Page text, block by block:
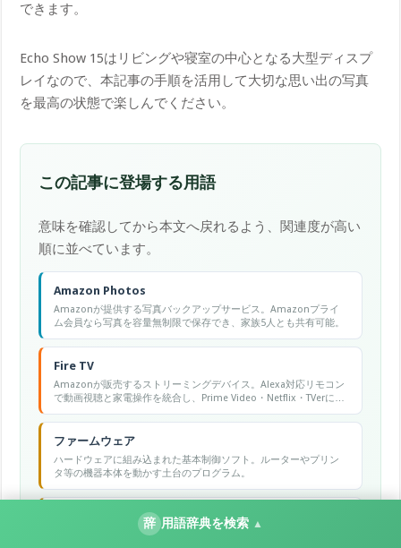
できます。
Echo Show 15はリビングや寝室の中心となる大型ディスプ
レイなので、本記事の手順を活用して大切な思い出の写真
を最高の状態で楽しんでください。
この記事に登場する用語
意味を確認してから本文へ戻れるよう、関連度が高い
順に並べています。
Amazon Photos
Amazonが提供する写真バックアップサービス。Amazonプライ
ム会員なら写真を容量無制限で保存でき、家族5人とも共有可能。
Fire TV
Amazonが販売するストリーミングデバイス。Alexa対応リモコン
で動画視聴と家電操作を統合し、Prime Video・Netflix・TVerに対
応する。
ファームウェア
ハードウェアに組み込まれた基本制御ソフト。ルーターやプリン
タ等の機器本体を動かす土台のプログラム。
端末のデータをクラウドやサーバーに送信すること
辞 用語辞典を検索 ▲